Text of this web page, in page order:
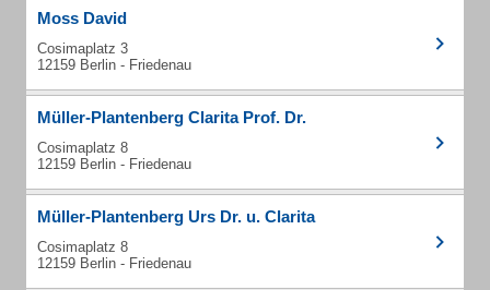
Moss David
Cosimaplatz 3
12159 Berlin - Friedenau
Müller-Plantenberg Clarita Prof. Dr.
Cosimaplatz 8
12159 Berlin - Friedenau
Müller-Plantenberg Urs Dr. u. Clarita
Cosimaplatz 8
12159 Berlin - Friedenau